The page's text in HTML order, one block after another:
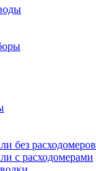
без расходомеров
с расходомерами